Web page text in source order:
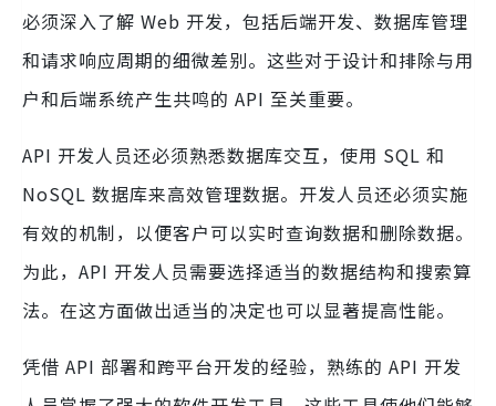
必须深入了解 Web 开发，包括后端开发、数据库管理
和请求响应周期的细微差别。这些对于设计和排除与用
户和后端系统产生共鸣的 API 至关重要。
API 开发人员还必须熟悉数据库交互，使用 SQL 和
NoSQL 数据库来高效管理数据。开发人员还必须实施
有效的机制，以便客户可以实时查询数据和删除数据。
为此，API 开发人员需要选择适当的数据结构和搜索算
法。在这方面做出适当的决定也可以显著提高性能。
凭借 API 部署和跨平台开发的经验，熟练的 API 开发